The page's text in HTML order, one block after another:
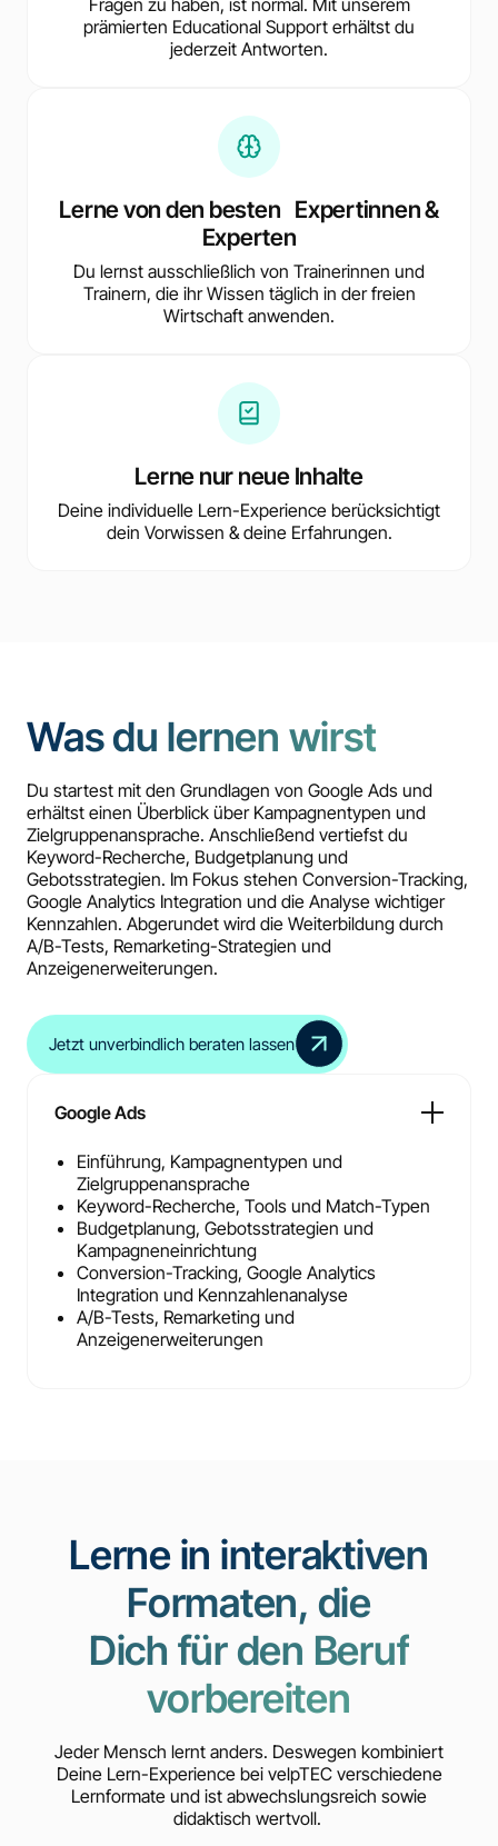
Fragen zu haben, ist normal. Mit unserem
prämierten Educational Support erhältst du
jederzeit Antworten.
Lerne von den besten Expertinnen &
Experten
Du lernst ausschließlich von Trainerinnen und
Trainern, die ihr Wissen täglich in der freien
Wirtschaft anwenden.
Lerne nur neue Inhalte
Deine individuelle Lern-Experience berücksichtigt
dein Vorwissen & deine Erfahrungen.
Was du lernen wirst
Du startest mit den Grundlagen von Google Ads und
erhältst einen Überblick über Kampagnentypen und
Zielgruppenansprache. Anschließend vertiefst du
Keyword-Recherche, Budgetplanung und
Gebotsstrategien. Im Fokus stehen Conversion-Tracking,
Google Analytics Integration und die Analyse wichtiger
Kennzahlen. Abgerundet wird die Weiterbildung durch
A/B-Tests, Remarketing-Strategien und
Anzeigenerweiterungen.
Jetzt unverbindlich beraten lassen
Google Ads
Einführung, Kampagnentypen und
Zielgruppenansprache
Keyword-Recherche, Tools und Match-Typen
Budgetplanung, Gebotsstrategien und
Kampagneneinrichtung
Conversion-Tracking, Google Analytics
Integration und Kennzahlenanalyse
A/B-Tests, Remarketing und
Anzeigenerweiterungen
Lerne in interaktiven
Formaten, die
Dich für den Beruf
vorbereiten
Jeder Mensch lernt anders. Deswegen kombiniert
Deine Lern-Experience bei velpTEC verschiedene
Lernformate und ist abwechslungsreich sowie
didaktisch wertvoll.